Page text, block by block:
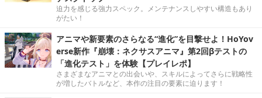
迫力を感じる強力スペック。メンテナンスしやすい構造もあり
がたい！
アニマや新要素のさらなる“進化”を目撃せよ！HoYov
erse新作『崩壊：ネクサスアニマ』第2回βテストの
「進化テスト」を体験【プレイレポ】
さまざまなアニマとの出会いや、スキルによってさらに戦略性
が増したバトルなど、本作の注目の要素に迫ります！